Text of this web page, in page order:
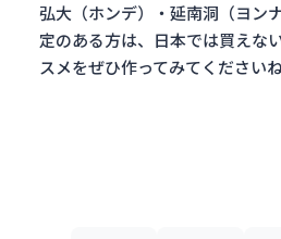
弘大（ホンデ）・延南洞（ヨン
定のある方は、日本では買えな
スメをぜひ作ってみてください